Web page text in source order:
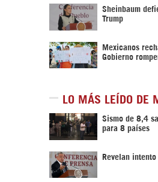
Sheinbaum
Trump
Mexicanos
Gobierno
LO MÁS LEÍDO DE
Sismo de 8,4
para 8 países
Revelan intento